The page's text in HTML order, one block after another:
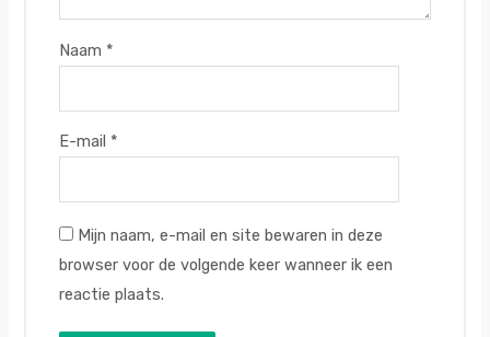
Naam *
E-mail *
Mijn naam, e-mail en site bewaren in deze
browser voor de volgende keer wanneer ik een
reactie plaats.